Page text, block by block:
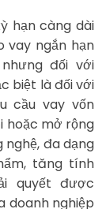
hạn càng dài
vay ngắn hạn
đối với
biệt là đối với
cầu vay vốn
hoặc mở rộng
nghệ, đa dạng
tăng tính
quyết được
doanh nghiệp